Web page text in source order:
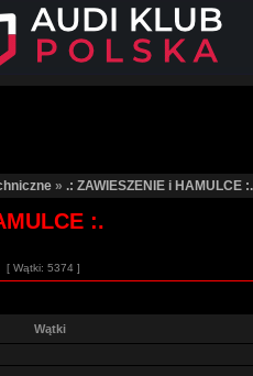
» .: ZAWIESZENIE i HAMULCE :.
:.
[ Wątki: 5374 ]
Wątki